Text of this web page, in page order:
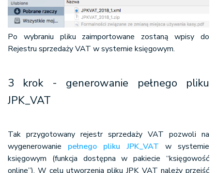
Po wybraniu pliku zaimportowane zostaną wpisy do
Rejestru sprzedaży VAT w systemie księgowym.
3 krok - generowanie pełnego pliku
JPK_VAT
Tak przygotowany rejestr sprzedaży VAT pozwoli na
wygenerowanie pełnego pliku JPK_VAT w systemie
księgowym (funkcja dostępna w pakiecie “księgowość
online”). W celu utworzenia pliku JPK_VAT należy przejść